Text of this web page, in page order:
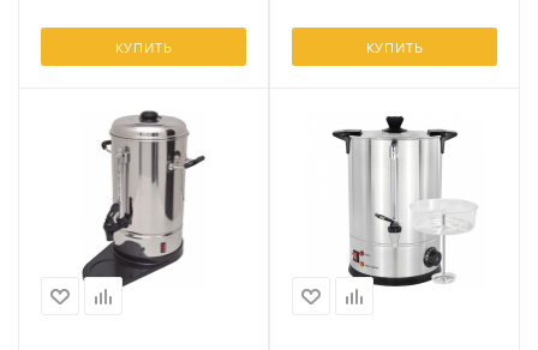
КУПИТЬ КУПИТЬ